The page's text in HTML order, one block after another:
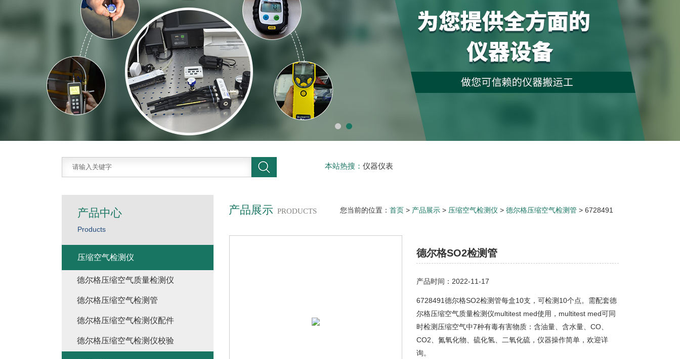
本站热搜： 仪器仪表
产品展示 PRODUCTS 您当前的位置： 首页 > 产品展示 > 压缩空气检测仪 > 德尔格压缩空气检测管 > 6728491
德尔格SO2检测管
产品时间：2022-11-17
6728491德尔格SO2检测管每盒10支，可检测10个点。需配套德
尔格压缩空气质量检测仪multitest med使用，multitest med可同
时检测压缩空气中7种有毒有害物质：含油量、含水量、CO、
CO2、氮氧化物、硫化氢、二氧化硫，仪器操作简单，欢迎详
询。
产品中心
Products
压缩空气检测仪
德尔格压缩空气质量检测仪
德尔格压缩空气检测管
德尔格压缩空气检测仪配件
德尔格压缩空气检测仪校验